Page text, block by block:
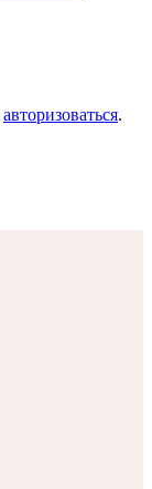
авторизоваться.